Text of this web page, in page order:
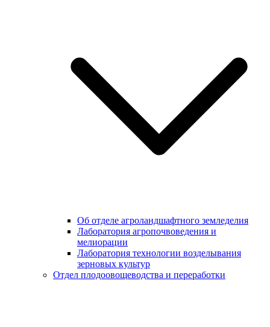
Об отделе агроландшафтного земледелия
Лаборатория агропочвоведения и
мелиорации
Лаборатория технологии возделывания
зерновых культур
Отдел плодоовощеводства и переработки